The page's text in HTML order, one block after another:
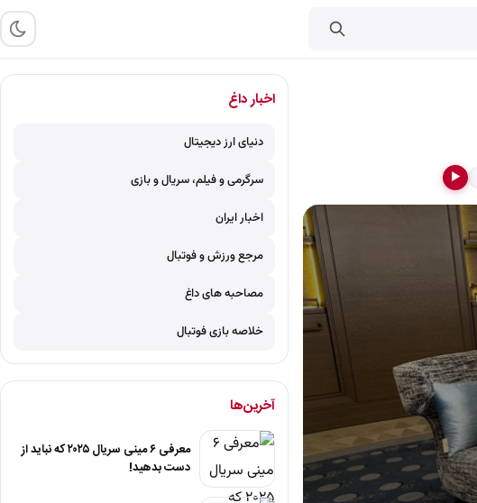
▶
اخبار داغ
دنیای ارز دیجیتال
سرگرمی و فیلم، سریال و بازی
اخبار ایران
مرجع ورزش و فوتبال
مصاحبه های داغ
خلاصه بازی فوتبال
آخرین‌ها
معرفی ۶ مینی سریال ۲۰۲۵ که نباید از
دست بدهید!